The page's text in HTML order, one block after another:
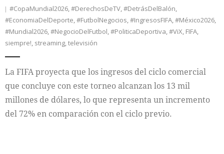
#CopaMundial2026,#DerechosDeTV,#DetrásDelBalón,
#EconomiaDelDeporte,#FutbolNegocios,#IngresosFIFA,#México2026,
#Mundial2026,#NegocioDelFutbol,#PoliticaDeportiva,#ViX, FIFA,
siempre!, streaming,televisión
La FIFA proyecta que los ingresos del ciclo comercial
que concluye con este torneo alcanzan los 13 mil
millones de dólares, lo que representa un incremento
del 72% en comparación con el ciclo previo.